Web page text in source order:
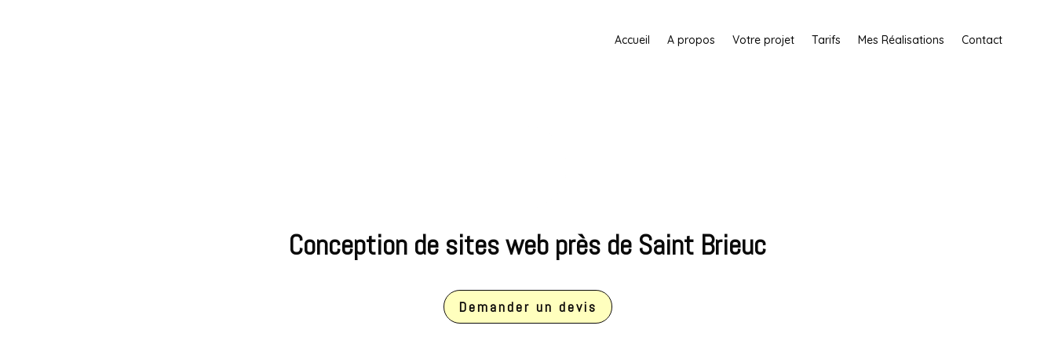
Accueil A propos Votre projet Tarifs Mes Réalisations Contact
Conception de sites web près de Saint Brieuc
Demander un devis